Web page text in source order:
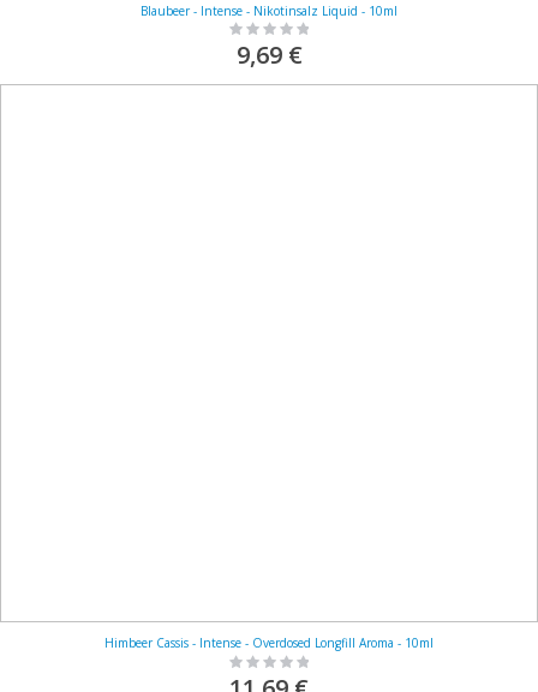
Blaubeer - Intense - Nikotinsalz Liquid - 10ml
Rating:
0%
9,69 €
Himbeer Cassis - Intense - Overdosed Longfill Aroma - 10ml
Rating: